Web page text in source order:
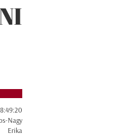
Nagy
Erika